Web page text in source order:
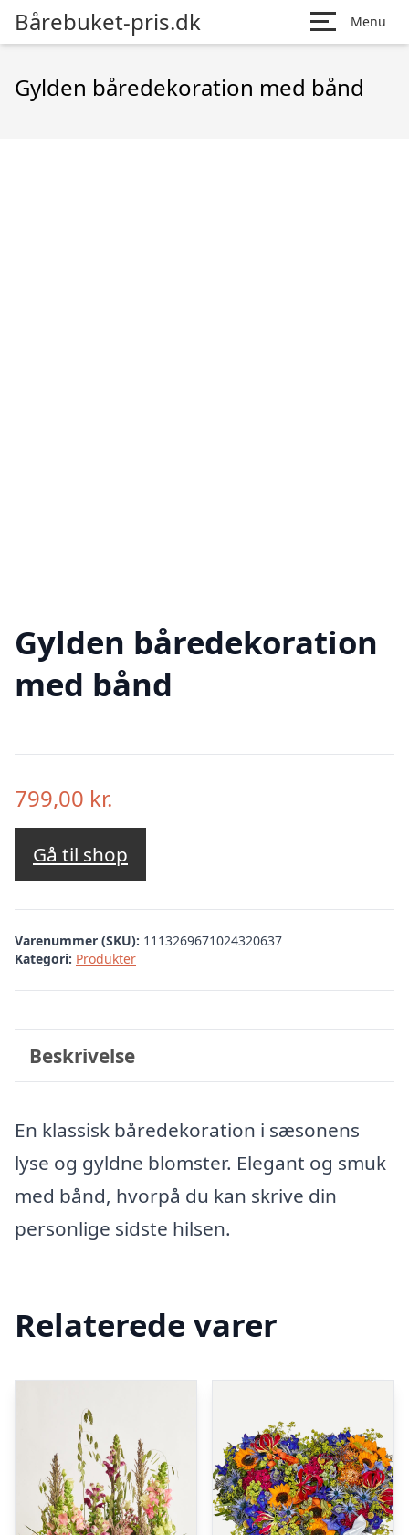
Bårebuket-pris.dk Menu
Gylden båredekoration med bånd
Gylden båredekoration
med bånd
799,00 kr.
Gå til shop
Varenummer (SKU): 1113269671024320637
Kategori: Produkter
Beskrivelse
En klassisk båredekoration i sæsonens
lyse og gyldne blomster. Elegant og smuk
med bånd, hvorpå du kan skrive din
personlige sidste hilsen.
Relaterede varer